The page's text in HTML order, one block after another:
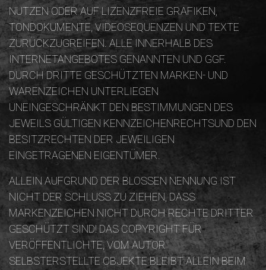
NUTZEN ODER AUF LIZENZFREIE GRAFIKEN,
TONDOKUMENTE, VIDEOSEQUENZEN UND TEXTE
ZURÜCKZUGREIFEN. ALLE INNERHALB DES
INTERNETANGEBOTES GENANNTEN UND GGF.
DURCH DRITTE GESCHÜTZTEN MARKEN- UND
WARENZEICHEN UNTERLIEGEN
UNEINGESCHRÄNKT DEN BESTIMMUNGEN DES
JEWEILS GÜLTIGEN KENNZEICHENRECHTSUND DEN
BESITZRECHTEN DER JEWEILIGEN
EINGETRAGENEN EIGENTÜMER.
ALLEIN AUFGRUND DER BLOSSEN NENNUNG IST N
ICHT DER SCHLUSS ZU ZIEHEN, DASS M
ARKENZEICHEN NICHT DURCH RECHTE DRITTER G
ESCHÜTZT SIND! DAS COPYRIGHT FÜR V
ERÖFFENTLICHTE, VOM AUTOR S
ELBSTERSTELLTE OBJEKTE BLEIBT ALLEIN BEIM A